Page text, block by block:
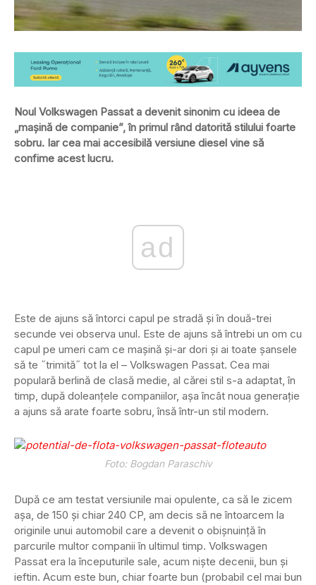
Noul Volkswagen Passat a devenit sinonim cu ideea de
„maşină de companie”, în primul rând datorită stilului foarte
sobru. Iar cea mai accesibilă versiune diesel vine să
confime acest lucru.
ad
Este de ajuns să întorci capul pe stradă şi în două-trei
secunde vei observa unul. Este de ajuns să întrebi un om cu
capul pe umeri cam ce maşină şi-ar dori şi ai toate şansele
să te ˝trimită˝ tot la el – Volkswagen Passat. Cea mai
populară berlină de clasă medie, al cărei stil s-a adaptat, în
timp, după doleanţele companiilor, aşa încât noua generaţie
a ajuns să arate foarte sobru, însă într-un stil modern.
Foto: Bogdan Paraschiv
După ce am testat versiunile mai opulente, ca să le zicem
aşa, de 150 şi chiar 240 CP, am decis să ne întoarcem la
originile unui automobil care a devenit o obişnuinţă în
parcurile multor companii în ultimul timp. Volkswagen
Passat era la începuturile sale, acum nişte decenii, bun şi
ieftin. Acum este bun, chiar foarte bun (probabil cel mai bun